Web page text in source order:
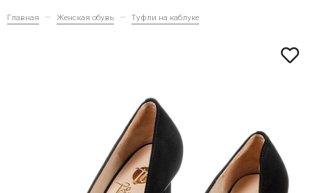
Главная Женская обувь Туфли на каблуке